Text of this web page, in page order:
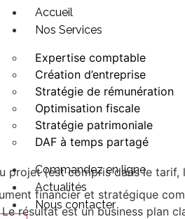
Accueil
Nos Services
Expertise comptable
Création d’entreprise
Stratégie de rémunération
Optimisation fiscale
Stratégie patrimoniale
DAF à temps partagé
Commandez en ligne
Actualités
Nous contacter
projet (est compris dans le
financier et stratégique
résultat est un business plan